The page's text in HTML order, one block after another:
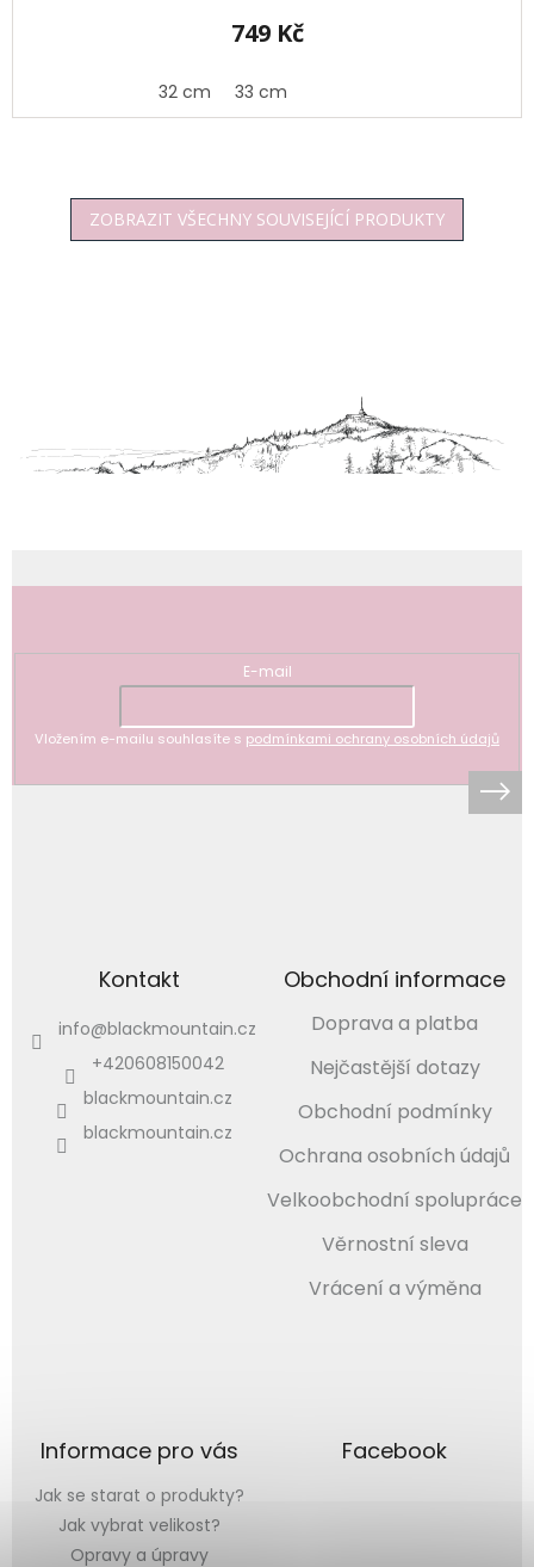
749 Kč
32 cm 33 cm
ZOBRAZIT VŠECHNY SOUVISEJÍCÍ PRODUKTY
E-mail
Vložením e-mailu souhlasíte s podmínkami ochrany osobních údajů
Kontakt
info@blackmountain.cz
+420608150042
blackmountain.cz
blackmountain.cz
Obchodní informace
Doprava a platba
Nejčastější dotazy
Obchodní podmínky
Ochrana osobních údajů
Velkoobchodní spolupráce
Věrnostní sleva
Vrácení a výměna
Informace pro vás
Jak se starat o produkty?
Jak vybrat velikost?
Opravy a úpravy
Facebook